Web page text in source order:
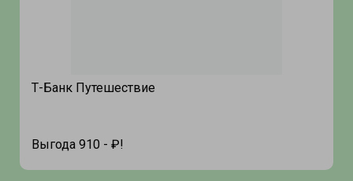
Т-Банк Путешествие
Выгода 910 - ₽!